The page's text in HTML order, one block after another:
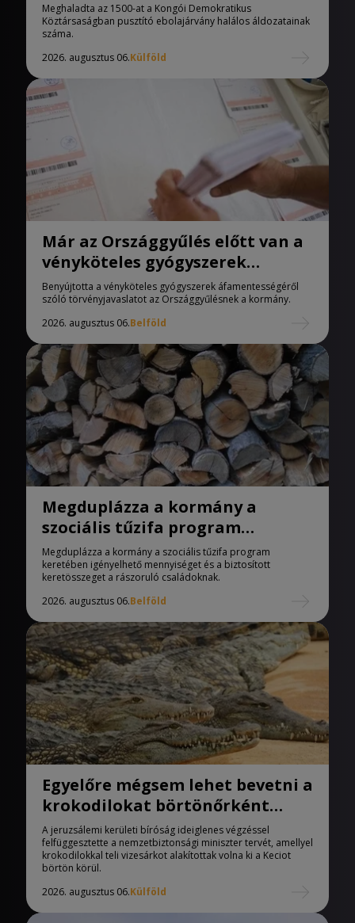
áldozatainak száma
Meghaladta az 1500-at a Kongói Demokratikus
Köztársaságban pusztító ebolajárvány halálos áldozatainak
száma.
2026. augusztus 06.Külföld
Már az Országgyűlés előtt van a
vényköteles gyógyszerek
áfamentességéről szóló
törvényjavaslat
Benyújtotta a vényköteles gyógyszerek áfamentességéről
szóló törvényjavaslatot az Országgyűlésnek a kormány.
2026. augusztus 06.Belföld
Megduplázza a kormány a
szociális tűzifa program
keretében igényelhető
mennyiséget
Megduplázza a kormány a szociális tűzifa program
keretében igényelhető mennyiséget és a biztosított
keretösszeget a rászoruló családoknak.
2026. augusztus 06.Belföld
Egyelőre mégsem lehet bevetni a
krokodilokat börtönőrként
Izraelben
A jeruzsálemi kerületi bíróság ideiglenes végzéssel
felfüggesztette a nemzetbiztonsági miniszter tervét, amellyel
krokodilokkal teli vizesárkot alakítottak volna ki a Keciot
börtön körül.
2026. augusztus 06.Külföld